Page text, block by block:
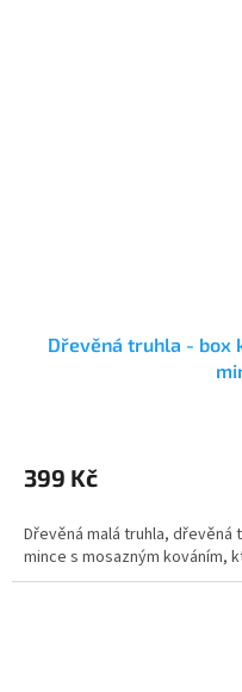
Dřevěná truhla - box
produktu
je
z
5
hvězdiček.
399 Kč
Dřevěná malá truhla, dřevěná
mince s mosazným kováním,